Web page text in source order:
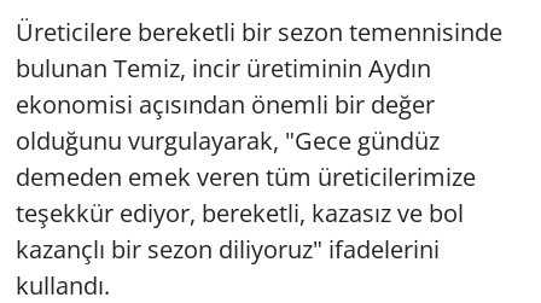
Üreticilere bereketli bir sezon temennisinde
bulunan Temiz, incir üretiminin Aydın
ekonomisi açısından önemli bir değer
olduğunu vurgulayarak, "Gece gündüz
demeden emek veren tüm üreticilerimize
teşekkür ediyor, bereketli, kazasız ve bol
kazançlı bir sezon diliyoruz" ifadelerini
kullandı.